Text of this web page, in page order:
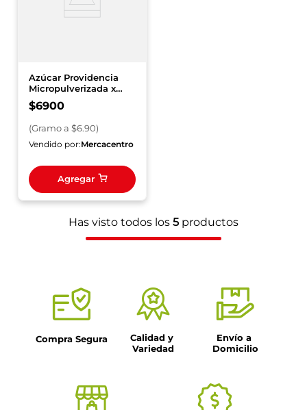
Azúcar Providencia
Micropulverizada x
1000 g
$6900
(Gramoa $6.90)
Vendido por:Mercacentro
Agregar
Has visto todos los 5 productos
Compra Segura
Calidad y
Variedad
Envío a
Domicilio